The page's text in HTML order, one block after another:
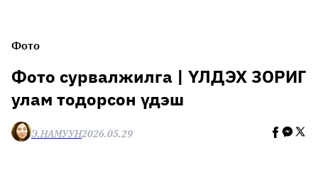
THE NEW YORK TIMES
НАДАД НЭГ САНАЛ БАЙНА
Фото
Фото сурвалжилга | ҮЛДЭХ ЗОРИГ
улам тодорсон үдэш
Э.НАМУУН2026.05.29